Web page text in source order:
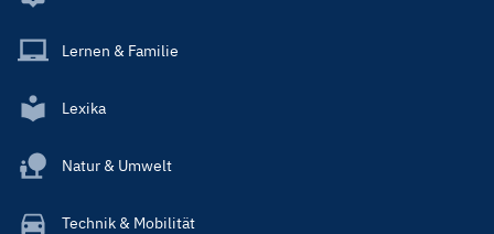
Lernen & Familie
Lexika
Natur & Umwelt
Technik & Mobilität